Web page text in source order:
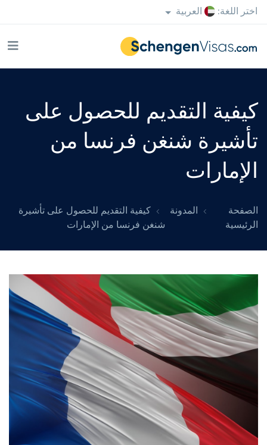
اختر اللغة: العربية
كيفية التقديم للحصول على
تأشيرة شنغن فرنسا من
الإمارات
الصفحة
الرئيسية
المدونة
كيفية التقديم للحصول على تأشيرة
شنغن فرنسا من الإمارات